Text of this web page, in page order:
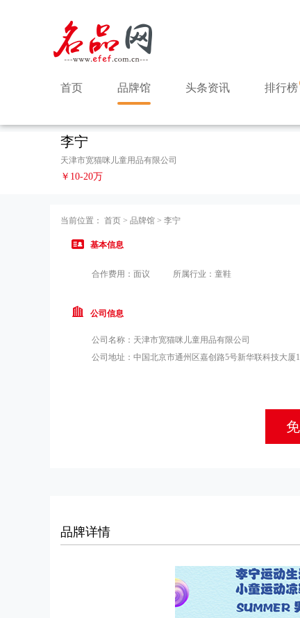
首页 品牌馆 头条资讯 排行榜
李宁
天津市宽猫咪儿童用品有限公司
￥10-20万
当前位置： 首页 > 品牌馆 > 李宁
基本信息
合作费用：面议 所属行业：童鞋
公司信息
公司名称： 天津市宽猫咪儿童用品有限公司
公司地址： 中国北京市通州区嘉创路5号新华联科技大厦
品牌详情